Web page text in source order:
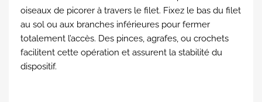
oiseaux de picorer à travers le filet. Fixez le bas du filet
au sol ou aux branches inférieures pour fermer
totalement l’accès. Des pinces, agrafes, ou crochets
facilitent cette opération et assurent la stabilité du
dispositif.